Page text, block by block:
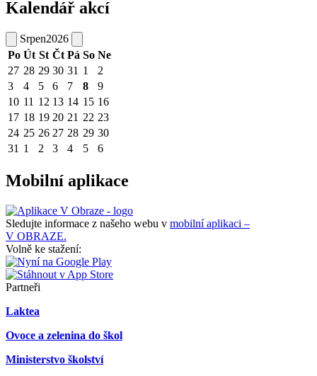
Kalendář akcí
Srpen2026
Po Út St Čt Pá So Ne
27 28 29 30 31 1
2
3
4 5 6 7 8
9
10 11 12 13 14 15 16
17 18 19 20 21 22 23
24 25 26 27 28 29 30
31 1 2 3 4 5 6
Mobilní aplikace
Sledujte informace z našeho webu v mobilní aplikaci –
V OBRAZE.
Volně ke stažení:
Partneři
Laktea
Ovoce a zelenina do škol
Ministerstvo školství